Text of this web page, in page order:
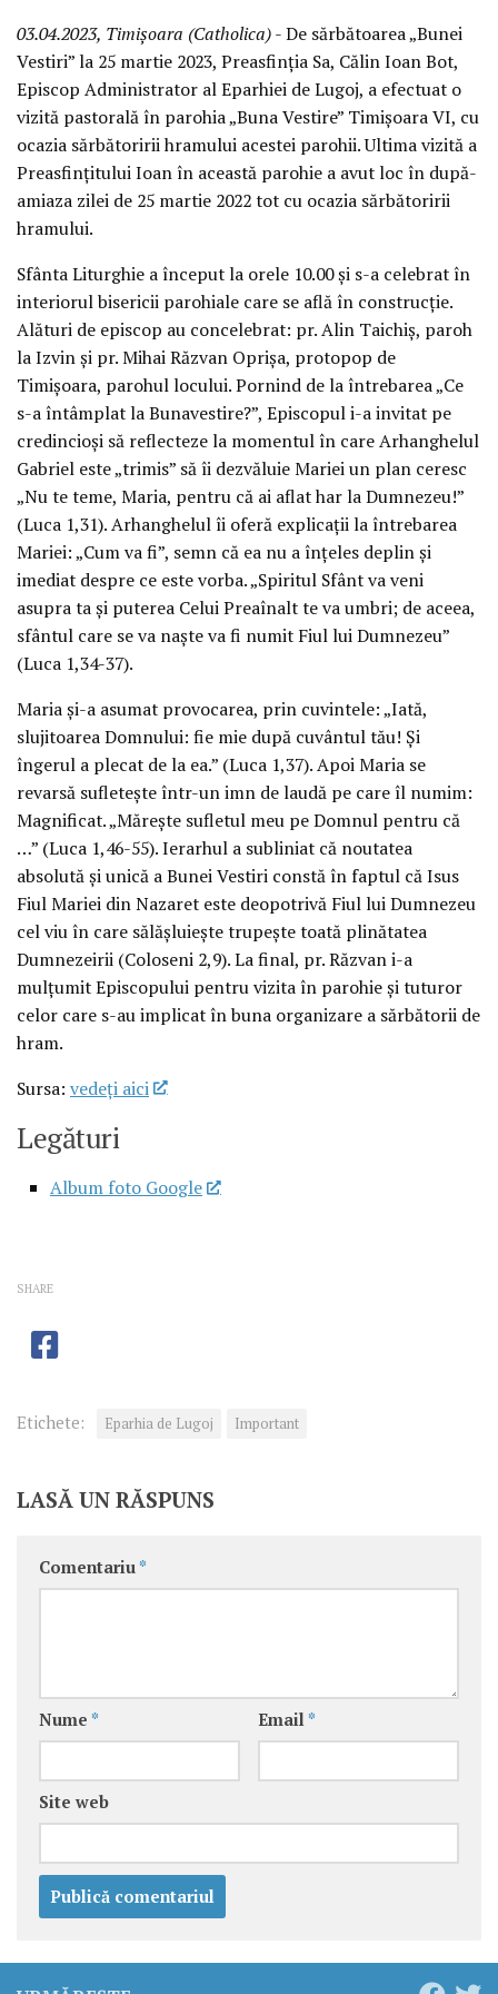
03.04.2023, Timișoara (Catholica)- De sărbătoarea „Bunei
Vestiri” la 25 martie 2023, Preasfinția Sa, Călin Ioan Bot,
Episcop Administrator al Eparhiei de Lugoj, a efectuat o
vizită pastorală în parohia „Buna Vestire” Timișoara VI, cu
ocazia sărbătoririi hramului acestei parohii. Ultima vizită a
Preasfințitului Ioan în această parohie a avut loc în după-
amiaza zilei de 25 martie 2022 tot cu ocazia sărbătoririi
hramului.
Sfânta Liturghie a început la orele 10.00 și s-a celebrat în
interiorul bisericii parohiale care se află în construcție.
Alături de episcop au concelebrat: pr. Alin Taichiș, paroh
la Izvin și pr. Mihai Răzvan Oprișa, protopop de
Timișoara, parohul locului. Pornind de la întrebarea „Ce
s-a întâmplat la Bunavestire?”, Episcopul i-a invitat pe
credincioși să reflecteze la momentul în care Arhanghelul
Gabriel este „trimis” să îi dezvăluie Mariei un plan ceresc
„Nu te teme, Maria, pentru că ai aflat har la Dumnezeu!”
(Luca 1,31). Arhanghelul îi oferă explicații la întrebarea
Mariei: „Cum va fi”, semn că ea nu a înțeles deplin și
imediat despre ce este vorba. „Spiritul Sfânt va veni
asupra ta și puterea Celui Preaînalt te va umbri; de aceea,
sfântul care se va naște va fi numit Fiul lui Dumnezeu”
(Luca 1,34-37).
Maria și-a asumat provocarea, prin cuvintele: „Iată,
slujitoarea Domnului: fie mie după cuvântul tău! Și
îngerul a plecat de la ea.” (Luca 1,37). Apoi Maria se
revarsă sufletește într-un imn de laudă pe care îl numim:
Magnificat. „Mărește sufletul meu pe Domnul pentru că
…” (Luca 1,46-55). Ierarhul a subliniat că noutatea
absolută și unică a Bunei Vestiri constă în faptul că Isus
Fiul Mariei din Nazaret este deopotrivă Fiul lui Dumnezeu
cel viu în care sălășluiește trupește toată plinătatea
Dumnezeirii (Coloseni 2,9). La final, pr. Răzvan i-a
mulțumit Episcopului pentru vizita în parohie și tuturor
celor care s-au implicat în buna organizare a sărbătorii de
hram.
Sursa: vedeţi aici
Legături
Album foto Google
SHARE
Etichete: Eparhia de Lugoj Important
LASĂ UN RĂSPUNS
Comentariu *
Nume * Email *
Site web